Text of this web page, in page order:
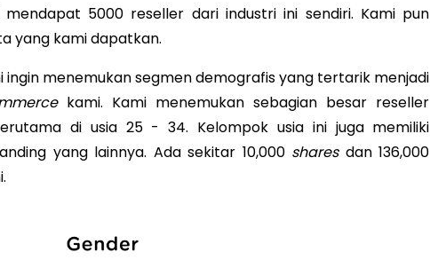
5000 reseller dari industri ini sendiri. Kami pun
yang kami dapatkan.
ingin menemukan segmen demografis yang tertarik menjadi
kami. Kami menemukan sebagian besar reseller
di usia 25 - 34. Kelompok usia ini juga memiliki
yang lainnya. Ada sekitar 10,000 shares dan 136,000